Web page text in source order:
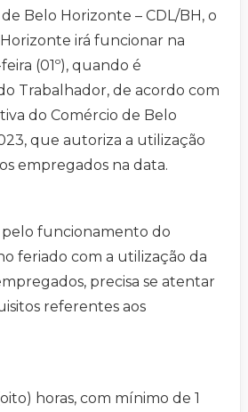
Belo Horizonte – CDL/BH, o
irá funcionar na
(01º), quando é
Trabalhador, de acordo com
do Comércio de Belo
que autoriza a utilização
empregados na data.
pelo funcionamento do
feriado com a utilização da
precisa se atentar
referentes aos
horas, com mínimo de 1